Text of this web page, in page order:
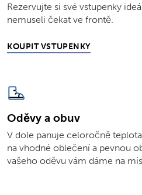
Rezervujte si své vstupenky
nemuseli čekat ve frontě.
KOUPIT VSTUPENKY
Oděvy a obuv
V dole panuje celoročně
na vhodné oblečení a pevnou
vašeho oděvu vám dáme na